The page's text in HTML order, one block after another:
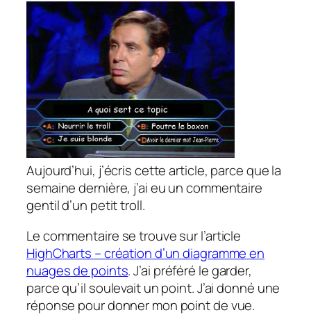
Aujourd’hui, j’écris cette article, parce que la
semaine dernière, j’ai eu un commentaire
gentil d’un petit troll.
Le commentaire se trouve sur l’article
HighCharts – création d’un diagramme en
nuages de points. J’ai préféré le garder,
parce qu’il soulevait un point. J’ai donné une
réponse pour donner mon point de vue.